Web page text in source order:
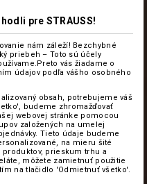
pre STRAUSS!
nám záleží! Bezchybné
priebeh – Toto sú účely
vás žiadame o
údajov podľa vášho osobného
obsah, potrebujeme váš
budeme zhromažďovať
webovej stránke pomocou
založených na umelej
Tieto údaje budeme
na mieru šité
prieskum trhu a
môžete zamietnuť použitie
na tlačidlo 'Odmietnuť všetko'.